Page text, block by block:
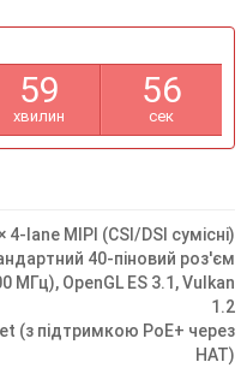
59
хвилин
55
сек
4-lane MIPI (CSI/DSI сумісні)
40-піновий роз'єм
МГц), OpenGL ES 3.1, Vulkan
1.2
(з підтримкою PoE+ через
HAT)